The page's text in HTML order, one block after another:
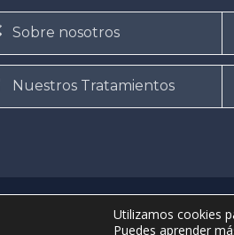
Sobre nosotros
Nuestros Tratamientos
más grave y cuándo
ProdeX-Informática•
Utilizamos cookies
Puedes aprender